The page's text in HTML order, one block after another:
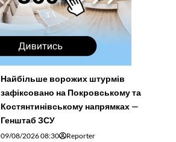
Найбільше ворожих штурмів
зафіксовано на Покровському та
Костянтинівському напрямках —
Генштаб ЗСУ
09/08/2026 08:30 Reporter